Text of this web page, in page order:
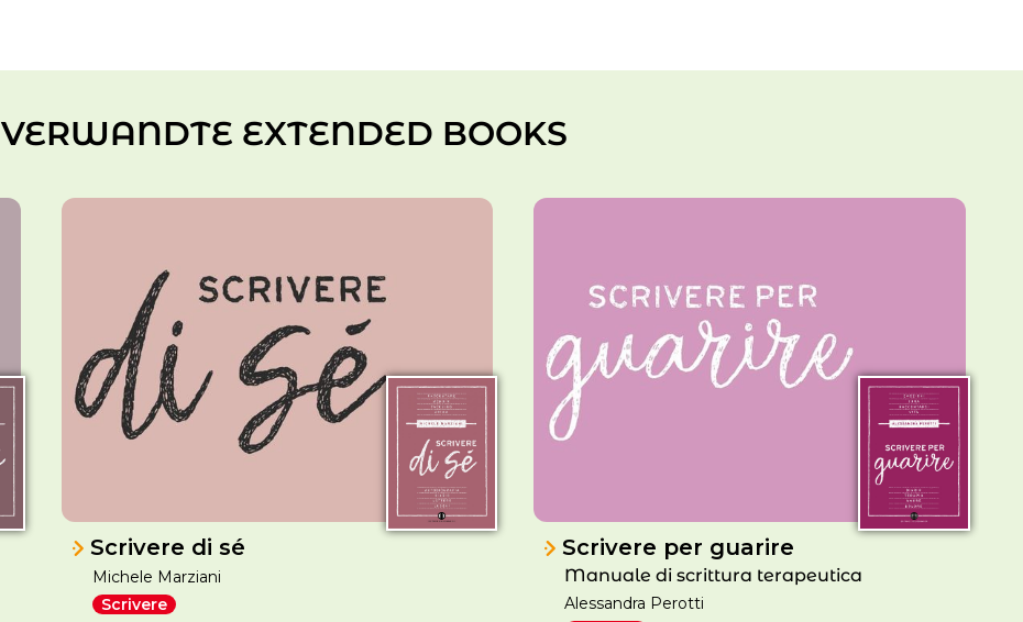
VERWANDTE EXTENDED BOOKS
Scrivere di sé
Michele Marziani
Scrivere
Scrivere per guarire
Manuale di scrittura terapeutica
Alessandra Perotti